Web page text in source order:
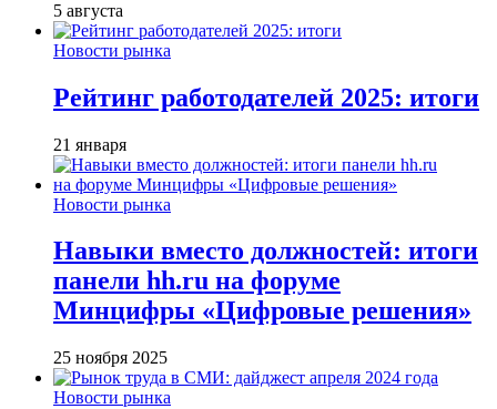
5 августа
Новости рынка
Рейтинг работодателей 2025: итоги
21 января
Новости рынка
Навыки вместо должностей: итоги
панели hh.ru на форуме
Минцифры «Цифровые решения»
25 ноября 2025
Новости рынка